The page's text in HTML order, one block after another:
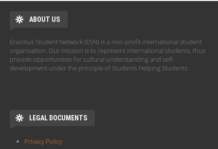
ABOUT US
Erasmus Student Network (ESN) is a non-profit international student
organisation. Our mission is to represent international students, thus
provide opportunities for cultural understanding and self-
development under the principle of Students Helping Students.
LEGAL DOCUMENTS
Privacy Policy